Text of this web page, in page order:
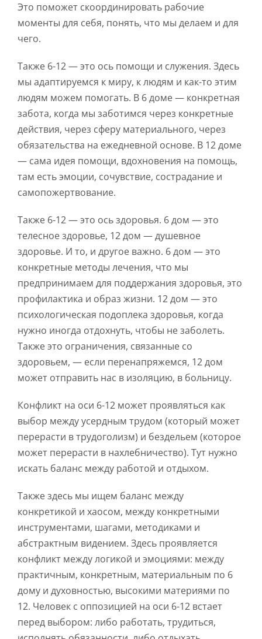
Это поможет скоординировать рабочие
моменты для себя, понять, что мы делаем и для
чего.
Также 6-12 — это ось помощи и служения. Здесь
мы адаптируемся к миру, к людям и как-то этим
людям можем помогать. В 6 доме — конкретная
забота, когда мы заботимся через конкретные
действия, через сферу материального, через
обязательства на ежедневной основе. В 12 доме
— сама идея помощи, вдохновения на помощь,
там есть эмоции, сочувствие, сострадание и
самопожертвование.
Также 6-12 — это ось здоровья. 6 дом — это
телесное здоровье, 12 дом — душевное
здоровье. И то, и другое важно. 6 дом — это
конкретные методы лечения, что мы
предпринимаем для поддержания здоровья, это
профилактика и образ жизни. 12 дом — это
психологическая подоплека здоровья, когда
нужно иногда отдохнуть, чтобы не заболеть.
Также это ограничения, связанные со
здоровьем, — если перенапряжемся, 12 дом
может отправить нас в изоляцию, в больницу.
Конфликт на оси 6-12 может проявляться как
выбор между усердным трудом (который может
перерасти в трудоголизм) и бездельем (которое
может перерасти в нахлебничество). Тут нужно
искать баланс между работой и отдыхом.
Также здесь мы ищем баланс между
конкретикой и хаосом, между конкретными
инструментами, шагами, методиками и
абстрактным видением. Здесь проявляется
конфликт между логикой и эмоциями: между
практичным, конкретным, материальным по 6
дому и духовностью, высокими материями по
12. Человек с оппозицией на оси 6-12 встает
перед выбором: либо работать, трудиться,